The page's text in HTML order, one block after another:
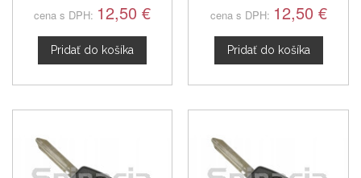
cena s DPH: 12,50 €
Pridať do košíka
cena s DPH: 12,50 €
Pridať do košíka